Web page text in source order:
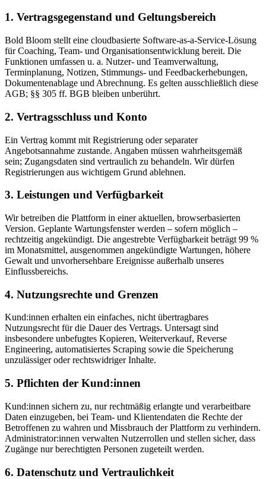
1. Vertragsgegenstand und Geltungsbereich
Bold Bloom stellt eine cloudbasierte Software-as-a-Service-Lösung
für Coaching, Team- und Organisationsentwicklung bereit. Die
Funktionen umfassen u. a. Nutzer- und Teamverwaltung,
Terminplanung, Notizen, Stimmungs- und Feedbackerhebungen,
Dokumentenablage und Abrechnung. Es gelten ausschließlich diese
AGB; §§ 305 ff. BGB bleiben unberührt.
2. Vertragsschluss und Konto
Ein Vertrag kommt mit Registrierung oder separater
Angebotsannahme zustande. Angaben müssen wahrheitsgemäß
sein; Zugangsdaten sind vertraulich zu behandeln. Wir dürfen
Registrierungen aus wichtigem Grund ablehnen.
3. Leistungen und Verfügbarkeit
Wir betreiben die Plattform in einer aktuellen, browserbasierten
Version. Geplante Wartungsfenster werden – sofern möglich –
rechtzeitig angekündigt. Die angestrebte Verfügbarkeit beträgt 99 %
im Monatsmittel, ausgenommen angekündigte Wartungen, höhere
Gewalt und unvorhersehbare Ereignisse außerhalb unseres
Einflussbereichs.
4. Nutzungsrechte und Grenzen
Kund:innen erhalten ein einfaches, nicht übertragbares
Nutzungsrecht für die Dauer des Vertrags. Untersagt sind
insbesondere unbefugtes Kopieren, Weiterverkauf, Reverse
Engineering, automatisiertes Scraping sowie die Speicherung
unzulässiger oder rechtswidriger Inhalte.
5. Pflichten der Kund:innen
Kund:innen sichern zu, nur rechtmäßig erlangte und verarbeitbare
Daten einzugeben, bei Team- und Klientendaten die Rechte der
Betroffenen zu wahren und Missbrauch der Plattform zu verhindern.
Administrator:innen verwalten Nutzerrollen und stellen sicher, dass
Zugänge nur berechtigten Personen zugeteilt werden.
6. Datenschutz und Vertraulichkeit